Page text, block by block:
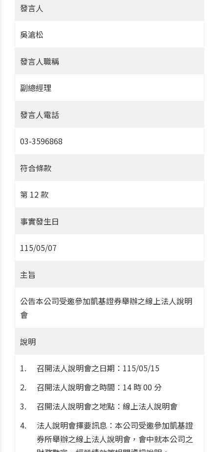
發言人
吳滄松
發言人職稱
副總經理
發言人電話
03-3596868
符合條款
第 12 款
事實發生日
115/05/07
主旨
公告本公司受邀參加凱基證券舉辦之線上法人說明
會
說明
召開法人說明會之日期：115/05/15
召開法人說明會之時間：14 時 00 分
召開法人說明會之地點：線上法人說明會
法人說明會擇要訊息：本公司受邀參加凱基證
券所舉辦之線上法人說明會，會中就本公司之